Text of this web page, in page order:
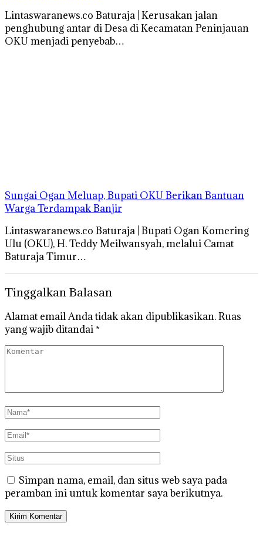
Lintaswaranews.co Baturaja | Kerusakan jalan
penghubung antar di Desa di Kecamatan Peninjauan
OKU menjadi penyebab…
Sungai Ogan Meluap, Bupati OKU Berikan Bantuan
Warga Terdampak Banjir
Lintaswaranews.co Baturaja | Bupati Ogan Komering
Ulu (OKU), H. Teddy Meilwansyah, melalui Camat
Baturaja Timur…
Tinggalkan Balasan
Alamat email Anda tidak akan dipublikasikan.Ruas
yang wajib ditandai *
Simpan nama, email, dan situs web saya pada
peramban ini untuk komentar saya berikutnya.